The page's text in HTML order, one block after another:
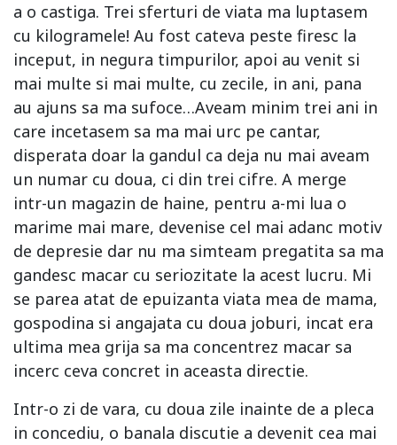
a o castiga. Trei sferturi de viata ma luptasem
cu kilogramele! Au fost cateva peste firesc la
inceput, in negura timpurilor, apoi au venit si
mai multe si mai multe, cu zecile, in ani, pana
au ajuns sa ma sufoce…Aveam minim trei ani in
care incetasem sa ma mai urc pe cantar,
disperata doar la gandul ca deja nu mai aveam
un numar cu doua, ci din trei cifre. A merge
intr-un magazin de haine, pentru a-mi lua o
marime mai mare, devenise cel mai adanc motiv
de depresie dar nu ma simteam pregatita sa ma
gandesc macar cu seriozitate la acest lucru. Mi
se parea atat de epuizanta viata mea de mama,
gospodina si angajata cu doua joburi, incat era
ultima mea grija sa ma concentrez macar sa
incerc ceva concret in aceasta directie.
Intr-o zi de vara, cu doua zile inainte de a pleca
in concediu, o banala discutie a devenit cea mai